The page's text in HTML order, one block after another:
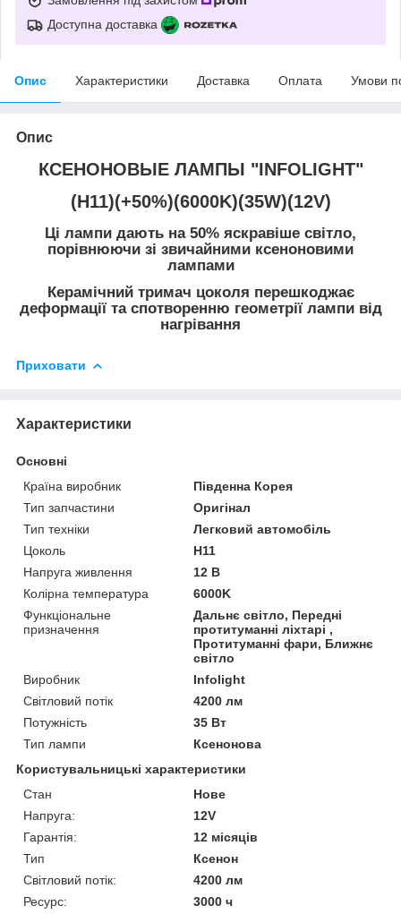
Доступна доставка
Опис Характеристики Доставка Оплата Умови
Опис
КСЕНОНОВЫЕ ЛАМПЫ "INFOLIGHT"
(H11)(+50%)(6000K)(35W)(12V)
Ці лампи дають на 50% яскравіше світло,
порівнюючи зі звичайними ксеноновими
лампами
Керамічний тримач цоколя перешкоджає
деформації та спотворенню геометрії лампи від
нагрівання
Приховати
Характеристики
Основні
Країна виробник
Південна Корея
Тип запчастини
Оригінал
Тип техніки
Легковий автомобіль
Цоколь
H11
Напруга живлення
12 В
Колірна температура
6000K
Функціональне
призначення
Дальнє світло, Передні
протитуманні ліхтарі ,
Протитуманні фари, Ближнє
світло
Виробник
Infolight
Світловий потік
4200 лм
Потужність
35 Вт
Тип лампи
Ксенонова
Користувальницькі характеристики
Стан
Нове
Напруга:
12V
Гарантія:
12 місяців
Тип
Ксенон
Світловий потік:
4200 лм
Ресурс:
3000 ч